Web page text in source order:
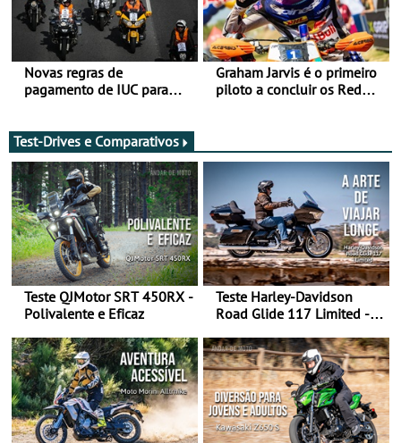
Novas regras de
pagamento de IUC para
Graham Jarvis é o primeiro
piloto a concluir os Red
Test-Drives e Comparativos
Teste QJMotor SRT 450RX -
Polivalente e Eficaz
Teste Harley-Davidson
Road Glide 117 Limited - A